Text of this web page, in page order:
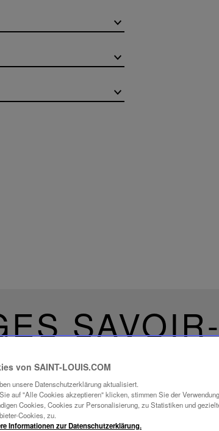
von SAINT-LOUIS.COM
unsere Datenschutzerklärung aktualisiert.
auf "Alle Cookies akzeptieren" klicken, stimmen Sie der
Cookies, Cookies zur Personalisierung, zu Statistiken und
Cookies, zu.
Informationen zur Datenschutzerklärung.